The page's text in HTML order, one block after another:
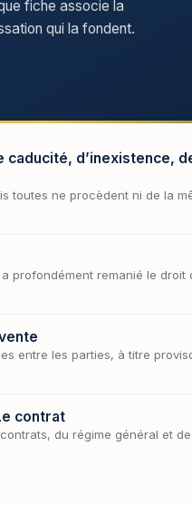
fiche associe la
qui la fondent.
d’inexistence,
ne procèdent ni de la
profondément remanié le
entre les parties, à titre
contrat
du régime général et